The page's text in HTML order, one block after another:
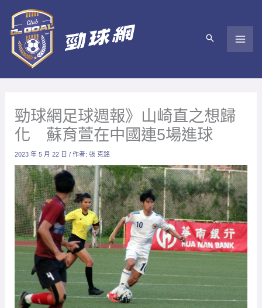
內
勁球網足球週報》山崎直之想歸
化 蘇育萱在中國連5場進球
2023 年 5 月 22 日/ 作者:張 克銘